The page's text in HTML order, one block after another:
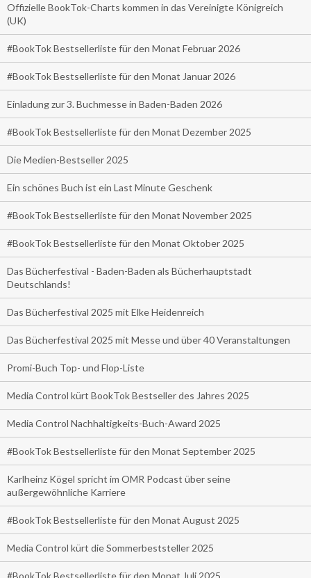
Offizielle BookTok-Charts kommen in das Vereinigte Königreich
(UK)
#BookTok Bestsellerliste für den Monat Februar 2026
#BookTok Bestsellerliste für den Monat Januar 2026
Einladung zur 3. Buchmesse in Baden-Baden 2026
#BookTok Bestsellerliste für den Monat Dezember 2025
Die Medien-Bestseller 2025
Ein schönes Buch ist ein Last Minute Geschenk
#BookTok Bestsellerliste für den Monat November 2025
#BookTok Bestsellerliste für den Monat Oktober 2025
Das Bücherfestival - Baden-Baden als Bücherhauptstadt
Deutschlands!
Das Bücherfestival 2025 mit Elke Heidenreich
Das Bücherfestival 2025 mit Messe und über 40 Veranstaltungen
Promi-Buch Top- und Flop-Liste
Media Control kürt BookTok Bestseller des Jahres 2025
Media Control Nachhaltigkeits-Buch-Award 2025
#BookTok Bestsellerliste für den Monat September 2025
Karlheinz Kögel spricht im OMR Podcast über seine
außergewöhnliche Karriere
#BookTok Bestsellerliste für den Monat August 2025
Media Control kürt die Sommerbeststeller 2025
#BookTok Bestsellerliste für den Monat Juli 2025